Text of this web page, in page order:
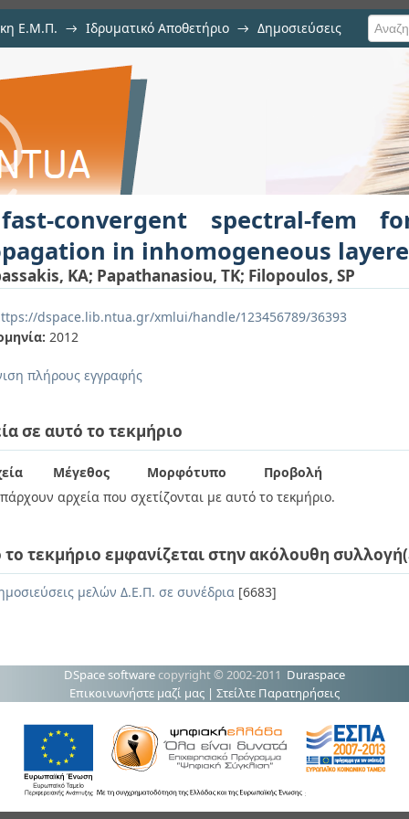
Ε.Μ.Π. → Ιδρυματικό Αποθετήριο → Δημοσιεύσεις
spectral-fem for harmonic
waveguides
convergent spectral-fem
in inhomogeneous
KA; Papathanasiou, TK; Filopoulos, SP
dspace.lib.ntua.gr/xmlui/handle/123456789/36393
2012
πλήρους εγγραφής
σε αυτό το τεκμήριο
Μέγεθος Μορφότυπο
Προβολή
αρχεία που σχετίζονται με αυτό το τεκμήριο.
το τεκμήριο εμφανίζεται στην ακόλουθη
μελών Δ.Ε.Π. σε συνέδρια [6683]
DSpace software copyright © 2002-2011 Duraspace
Επικοινωνήστε μαζί μας | Στείλτε Παρατηρήσεις